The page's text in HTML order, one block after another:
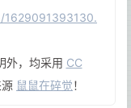
1629091393130.
外，均采用 CC
鼠鼠在碎觉！